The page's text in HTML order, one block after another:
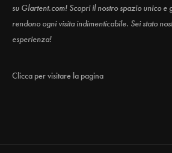
su Glartent.com! Scopri il nostro spazio unico e
rendono ogni visita indimenticabile. Sei stato
esperienza!
Clicca per visitare la pagina